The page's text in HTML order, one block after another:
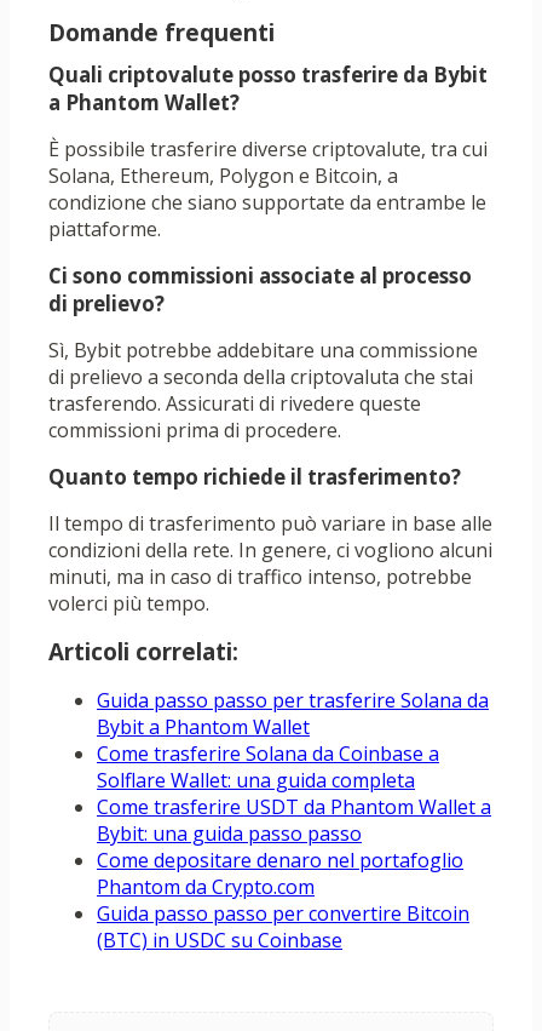
Domande frequenti
Quali criptovalute posso trasferire da Bybit
a Phantom Wallet?
È possibile trasferire diverse criptovalute, tra cui
Solana, Ethereum, Polygon e Bitcoin, a
condizione che siano supportate da entrambe le
piattaforme.
Ci sono commissioni associate al processo
di prelievo?
Sì, Bybit potrebbe addebitare una commissione
di prelievo a seconda della criptovaluta che stai
trasferendo. Assicurati di rivedere queste
commissioni prima di procedere.
Quanto tempo richiede il trasferimento?
Il tempo di trasferimento può variare in base alle
condizioni della rete. In genere, ci vogliono alcuni
minuti, ma in caso di traffico intenso, potrebbe
volerci più tempo.
Articoli correlati:
Guida passo passo per trasferire Solana da
Bybit a Phantom Wallet
Come trasferire Solana da Coinbase a
Solflare Wallet: una guida completa
Come trasferire USDT da Phantom Wallet a
Bybit: una guida passo passo
Come depositare denaro nel portafoglio
Phantom da Crypto.com
Guida passo passo per convertire Bitcoin
(BTC) in USDC su Coinbase